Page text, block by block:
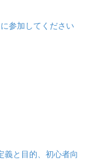
参加してください
義と目的、初心者向